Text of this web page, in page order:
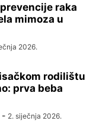
raka
mimoza u
2026.
rodilištu
prva beba
- 2. siječnja 2026.